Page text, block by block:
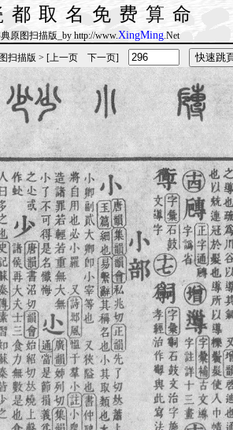
都取名免费算命
原图扫描版_by http://www.XingMing.Net
扫描版 > [上一页 下一页]